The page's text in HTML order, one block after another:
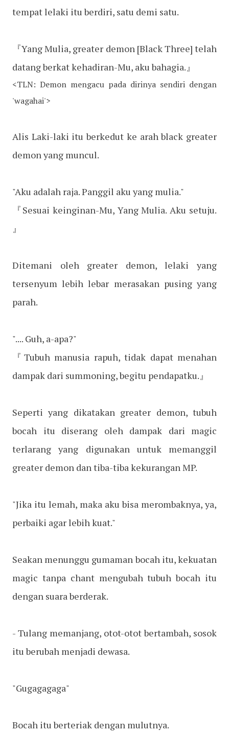
tempat lelaki itu berdiri, satu demi satu.
『Yang Mulia, greater demon [Black Three] telah
datang berkat kehadiran-Mu, aku bahagia.』
<TLN: Demon mengacu pada dirinya sendiri dengan
'wagahai'>
Alis Laki-laki itu berkedut ke arah black greater
demon yang muncul.
"Aku adalah raja. Panggil aku yang mulia."
『Sesuai keinginan-Mu, Yang Mulia. Aku setuju.
』
Ditemani oleh greater demon, lelaki yang
tersenyum lebih lebar merasakan pusing yang
parah.
".... Guh, a-apa?"
『Tubuh manusia rapuh, tidak dapat menahan
dampak dari summoning, begitu pendapatku.』
Seperti yang dikatakan greater demon, tubuh
bocah itu diserang oleh dampak dari magic
terlarang yang digunakan untuk memanggil
greater demon dan tiba-tiba kekurangan MP.
"Jika itu lemah, maka aku bisa merombaknya, ya,
perbaiki agar lebih kuat."
Seakan menunggu gumaman bocah itu, kekuatan
magic tanpa chant mengubah tubuh bocah itu
dengan suara berderak.
- Tulang memanjang, otot-otot bertambah, sosok
itu berubah menjadi dewasa.
"Gugagagaga"
Bocah itu berteriak dengan mulutnya.